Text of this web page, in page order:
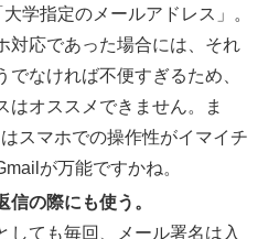
学指定のメールアドレス」。
対応であった場合には、それ
でなければ不便すぎるため、
はオススメできません。ま
スマホでの操作性がイマイチ
が万能ですかね。
信の際にも使う。
しても毎回、メール署名は入